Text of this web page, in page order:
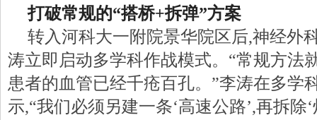
打破常规的“搭桥+拆弹”方案
转入河科大一附院景华院区后,神经外
涛立即启动多学科作战模式。“常规方法
患者的血管已经千疮百孔。”李涛在多学
示,“我们必须另建一条‘高速公路’,再拆除‘